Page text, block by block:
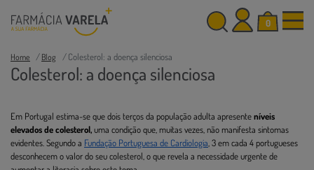
0
Home Blog Colesterol: a doença silenciosa
Colesterol: a doença silenciosa
Em Portugal estima-se que dois terços da população adulta apresenteníveis
elevados de colesterol,uma condição que, muitas vezes, não manifesta sintomas
evidentes. Segundo a Fundação Portuguesa de Cardiologia , 3 em cada 4 portugueses
desconhecem o valor do seu colesterol, o que revela a necessidade urgente de